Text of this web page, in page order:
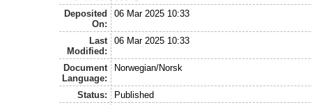
Deposited
On:
06 Mar 2025 10:33
Last
Modified:
06 Mar 2025 10:33
Document
Language:
Norwegian/Norsk
Status:
Published